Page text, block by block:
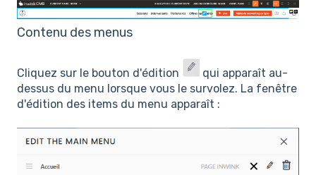
Contenu des menus
Cliquez sur le bouton d'édition
qui apparaît au-
dessus du menu lorsque vous le survolez. La fenêtre
d'édition des items du menu apparaît :